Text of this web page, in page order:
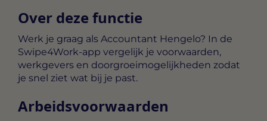
Over deze functie
Werk je graag als Accountant Hengelo? In de
Swipe4Work-app vergelijk je voorwaarden,
werkgevers en doorgroeimogelijkheden zodat
je snel ziet wat bij je past.
Arbeidsvoorwaarden